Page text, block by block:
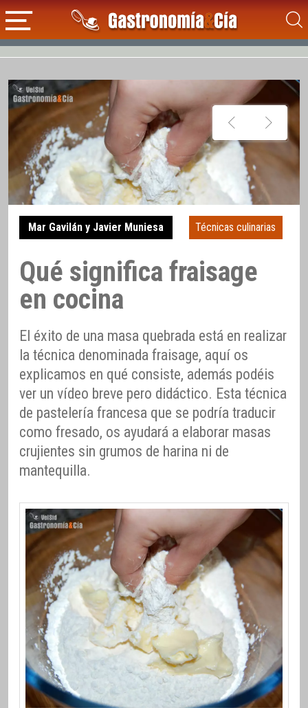
Mar Gavilán y Javier Muniesa Técnicas culinarias
Qué significa fraisage
en cocina
El éxito de una masa quebrada está en realizar
la técnica denominada fraisage, aquí os
explicamos en qué consiste, además podéis
ver un vídeo breve pero didáctico. Esta técnica
de pastelería francesa que se podría traducir
como fresado, os ayudará a elaborar masas
crujientes sin grumos de harina ni de
mantequilla.